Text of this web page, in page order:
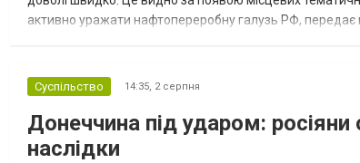
активно уражати нафтопереробну галузь РФ, передає
Суспільство 14:35, 2 серпня
Донеччина під ударом:
наслідки